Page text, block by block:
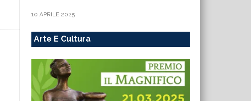
10 APRILE 2025
Arte E Cultura